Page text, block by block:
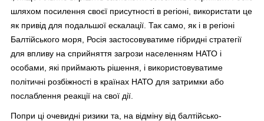
шляхом посилення своєї присутності в регіоні, використати це
як привід для подальшої ескалації. Так само, як і в регіоні
Балтійського моря, Росія застосовуватиме гібридні стратегії
для впливу на сприйняття загрози населенням НАТО і
особами, які приймають рішення, і використовуватиме
політичні розбіжності в країнах НАТО для затримки або
послаблення реакції на свої дії.
Попри ці очевидні ризики та, на відміну від балтійсько-